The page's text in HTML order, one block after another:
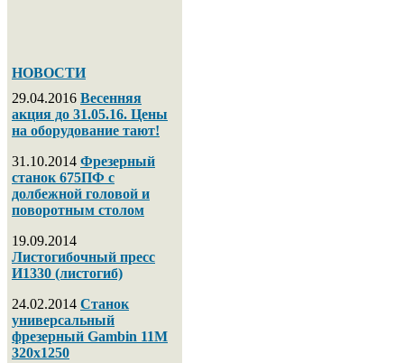
НОВОСТИ
29.04.2016 Весенняя
акция до 31.05.16. Цены
на оборудование тают!
31.10.2014 Фрезерный
станок 675ПФ с
долбежной головой и
поворотным столом
19.09.2014
Листогибочный пресс
И1330 (листогиб)
24.02.2014 Станок
универсальный
фрезерный Gambin 11M
320х1250